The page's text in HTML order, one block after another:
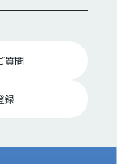
質問
録